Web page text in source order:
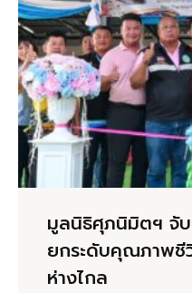
มูลนิธิศุภนิมิตฯ จั
ยกระดับคุณภาพชี
ห่างไกล